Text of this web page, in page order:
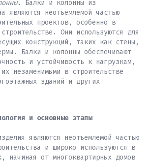
Балки и колонны из
являются неотъемлемой частью
проектов, особенно в
Они используются для
конструкций, таких как стены,
Балки и колонны обеспечивают
и устойчивость к нагрузкам,
незаменимыми в строительстве
зданий и других
и основные этапы
являются неотъемлемой частью
и широко используются в
начиная от многоквартирных домов